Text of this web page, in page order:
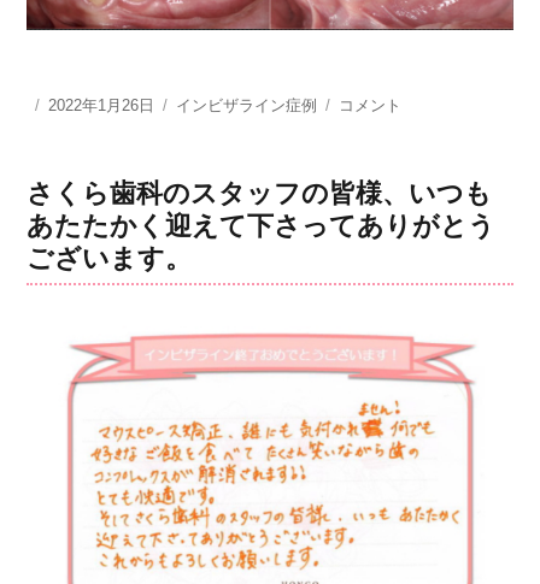
投
2022年1月26日
カ
リ
ー
インビザライン症例
イ
ザ
ラ
イ
矯
治
療
ガ
ガ
タ
善
に
コメント
さくら歯科のスタッフの皆様、いつも
あたたかく迎えて下さってありがとう
ございます。